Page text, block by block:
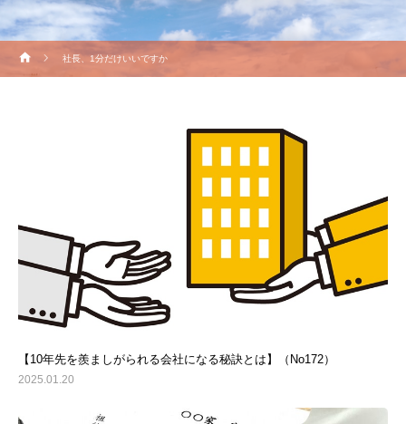
社長、1分だけいいですか
【10年先を羨ましがられる会社になる秘訣とは】（No172）
2025.01.20